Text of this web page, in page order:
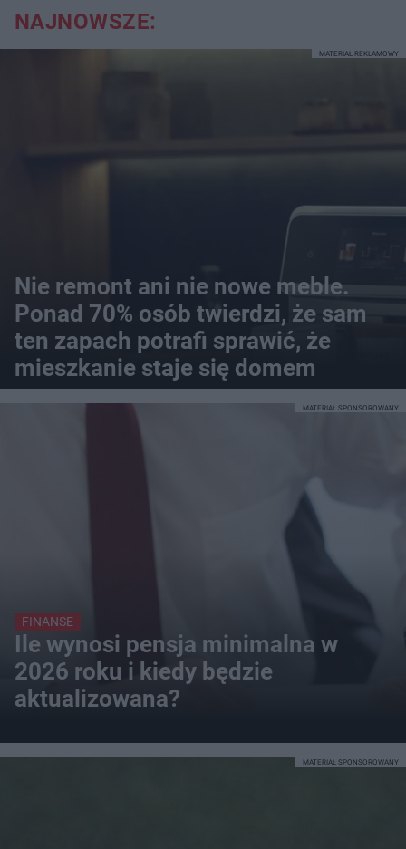
NAJNOWSZE:
Nie remont ani nie nowe meble.
Ponad 70% osób twierdzi, że sam
ten zapach potrafi sprawić, że
mieszkanie staje się domem
MATERIAŁ REKLAMOWY
FINANSE
Ile wynosi pensja minimalna w
2026 roku i kiedy będzie
aktualizowana?
MATERIAŁ SPONSOROWANY
MATERIAŁ SPONSOROWANY